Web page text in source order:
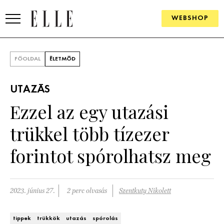
WEBSHOP
SZÉPSÉG
ÉLETMÓD
PÁRKAPCSOLAT
FŐOLDAL ÉLETMÓD
UTAZÁS
Ezzel az egy utazási
trükkel több tízezer
forintot spórolhatsz meg
2023. június 27. 2 perc olvasás Szentkuty Nikolett
tippek trükkök utazás spórolás